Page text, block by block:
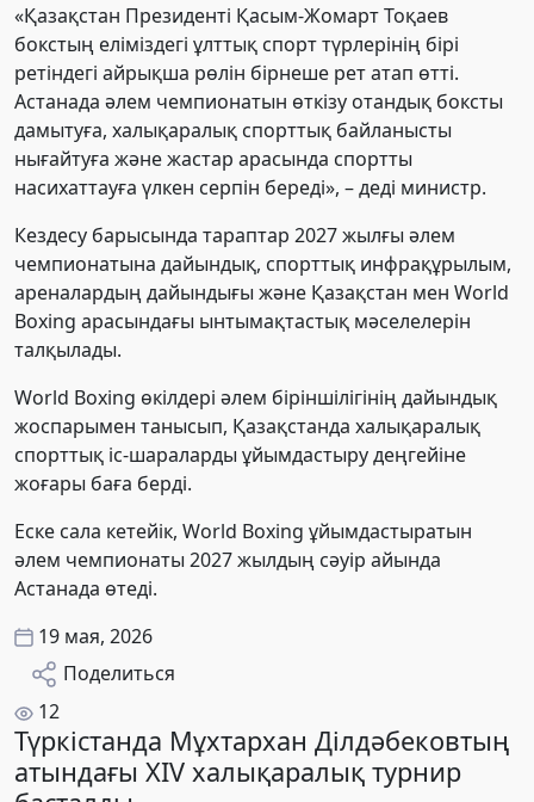
«Қазақстан Президенті Қасым-Жомарт Тоқаев
бокстың еліміздегі ұлттық спорт түрлерінің бірі
ретіндегі айрықша рөлін бірнеше рет атап өтті.
Астанада әлем чемпионатын өткізу отандық боксты
дамытуға, халықаралық спорттық байланысты
нығайтуға және жастар арасында спортты
насихаттауға үлкен серпін береді», – деді министр.
Кездесу барысында тараптар 2027 жылғы әлем
чемпионатына дайындық, спорттық инфрақұрылым,
ареналардың дайындығы және Қазақстан мен World
Boxing арасындағы ынтымақтастық мәселелерін
талқылады.
World Boxing өкілдері әлем біріншілігінің дайындық
жоспарымен танысып, Қазақстанда халықаралық
спорттық іс-шараларды ұйымдастыру деңгейіне
жоғары баға берді.
Еске сала кетейік, World Boxing ұйымдастыратын
әлем чемпионаты 2027 жылдың сәуір айында
Астанада өтеді.
19 мая, 2026
Поделиться
12
Түркістанда Мұхтархан Ділдәбековтың
атындағы XIV халықаралық турнир